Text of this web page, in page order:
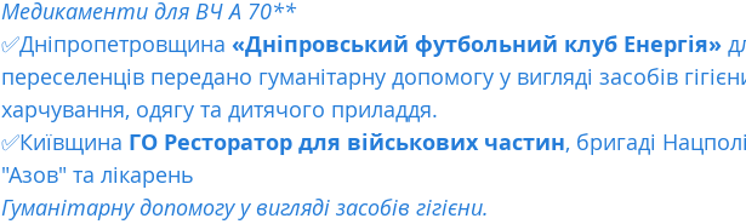
Медикаменти для ВЧ А 70**
✅Дніпропетровщина «Дніпровський футбольний клуб Енергія»
переселенців передано гуманітарну допомогу у вигляді засобів
харчування, одягу та дитячого приладдя.
✅Київщина ГО Ресторатор для військових частин, бригаді
"Азов" та лікарень
Гуманітарну допомогу у вигляді засобів гігієни.